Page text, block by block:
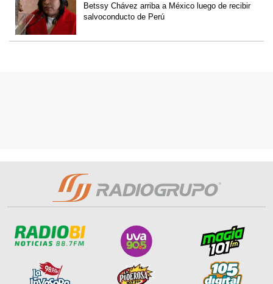
Betssy Chávez arriba a México luego de recibir
salvoconducto de Perú